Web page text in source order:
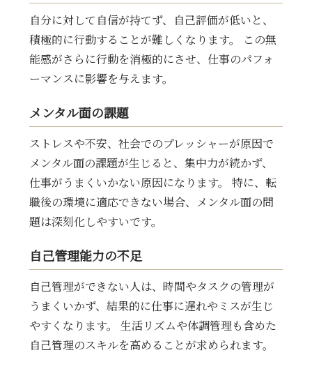
自分に対して自信が持てず、自己評価が低いと、
積極的に行動することが難しくなります。 この無
能感がさらに行動を消極的にさせ、仕事のパフォ
ーマンスに影響を与えます。
メンタル面の課題
ストレスや不安、社会でのプレッシャーが原因で
メンタル面の課題が生じると、集中力が続かず、
仕事がうまくいかない原因になります。 特に、転
職後の環境に適応できない場合、メンタル面の問
題は深刻化しやすいです。
自己管理能力の不足
自己管理ができない人は、時間やタスクの管理が
うまくいかず、結果的に仕事に遅れやミスが生じ
やすくなります。 生活リズムや体調管理も含めた
自己管理のスキルを高めることが求められます。